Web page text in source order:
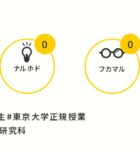
びがありましたか？
ナルホド
0
フカマル
0
#東京大学正規授業
究科